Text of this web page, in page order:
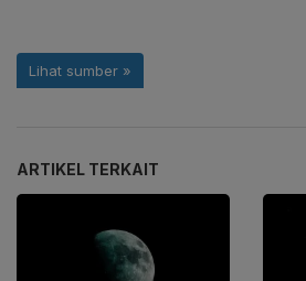
ARTIKEL TERKAIT